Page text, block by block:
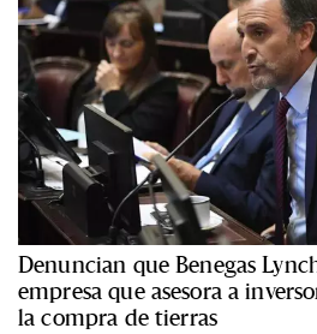
Denuncian que Benegas
empresa que asesora a
la compra de tierras